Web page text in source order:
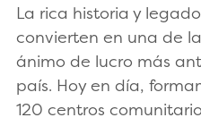
La rica historia y
convierten en una de
ánimo de lucro más
país. Hoy en día,
120 centros